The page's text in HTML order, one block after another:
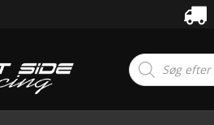
Products
search